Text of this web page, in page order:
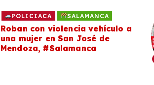
POLICIACA SALAMANCA
Roban con violencia vehículo a
una mujer en San José de
Mendoza, #Salamanca